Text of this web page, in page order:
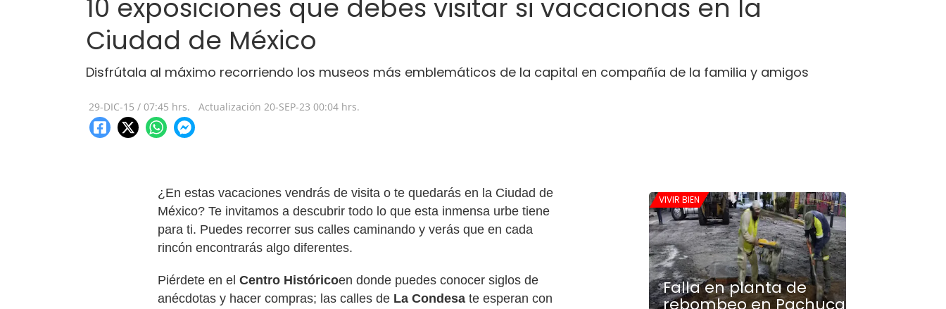
10 exposiciones que debes visitar si vacacionas en la
Ciudad de México
Disfrútala al máximo recorriendo los museos más emblemáticos de la capital en compañía de la familia y amigos
29-DIC-15 / 07:45 hrs. Actualización 20-SEP-23 00:04 hrs.
¿En estas vacaciones vendrás de visita o te quedarás en la Ciudad de
México? Te invitamos a descubrir todo lo que esta inmensa urbe tiene
para ti. Puedes recorrer sus calles caminando y verás que en cada
rincón encontrarás algo diferentes.
Piérdete en el Centro Históricoen donde puedes conocer siglos de
anécdotas y hacer compras; las calles de La Condesa te esperan con
VIVIR BIEN
Falla en planta de
rebombeo en Pachuca